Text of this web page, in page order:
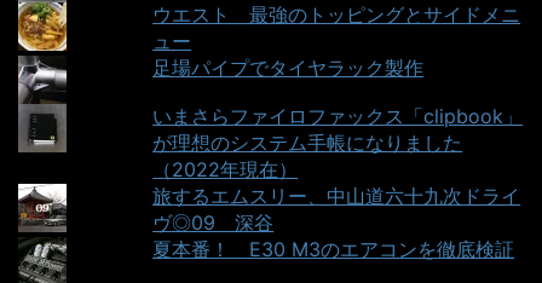
ウエスト＿最強のトッピングとサイドメニ
ュー
足場パイプでタイヤラック製作
いまさらファイロファックス「clipbook」
が理想のシステム手帳になりました
（2022年現在）
旅するエムスリー、中山道六十九次ドライ
ヴ◎09＿深谷
夏本番！ E30 M3のエアコンを徹底検証